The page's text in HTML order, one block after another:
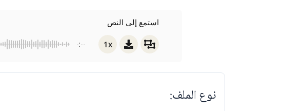
استمع إلى النص
-:-- 1x
نوع الملف: